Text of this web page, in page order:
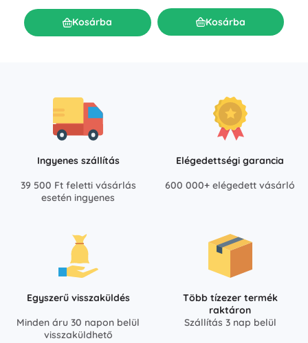
Kosárba Kosárba
Ingyenes szállítás
39 500 Ft feletti vásárlás
esetén ingyenes
Elégedettségi garancia
600 000+ elégedett vásárló
Egyszerű visszaküldés
Minden áru 30 napon belül
visszaküldhető
Több tízezer termék
raktáron
Szállítás 3 nap belül